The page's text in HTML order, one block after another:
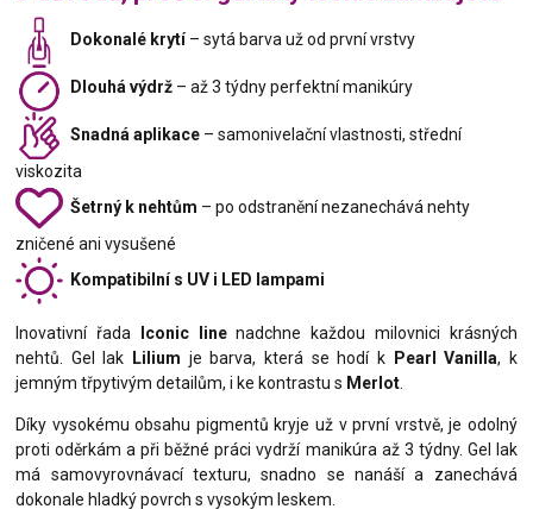
Dokonalé krytí– sytá barva už od první vrstvy
Dlouhá výdrž – až 3 týdny perfektní manikúry
Snadná aplikace – samonivelační vlastnosti, střední
viskozita
Šetrný k nehtům – po odstranění nezanechává nehty
zničené ani vysušené
Kompatibilní s UV i LED lampami
Inovativní řada Iconic linenadchne každou milovnici krásných
nehtů. Gel lak
Lilium je barva, která se hodí k Pearl Vanilla, k
jemným třpytivým detailům, i ke kontrastu s Merlot.
Díky vysokému obsahu pigmentů kryje už v první vrstvě, je odolný
proti oděrkám a při běžné práci vydrží manikúra až 3 týdny. Gel lak
má samovyrovnávací texturu, snadno se nanáší a zanechává
dokonale hladký povrch s vysokým leskem.